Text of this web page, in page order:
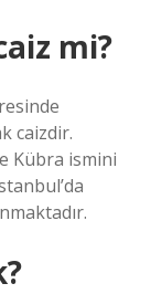
mi?
caizdir.
Kübra ismini